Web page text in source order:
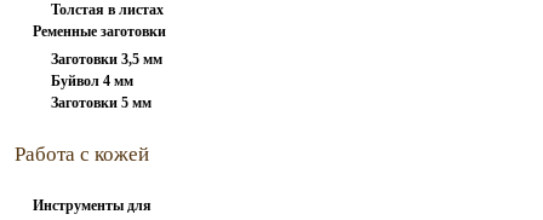
Толстая в листах
Ременные заготовки
Заготовки 3,5 мм
Буйвол 4 мм
Заготовки 5 мм
Работа с кожей
Инструменты для